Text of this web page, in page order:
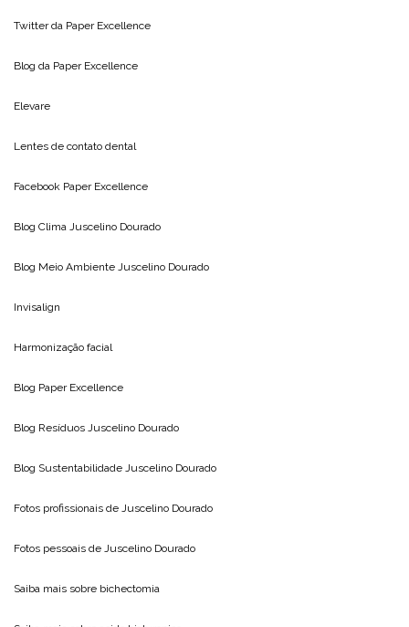
Twitter da Paper Excellence
Blog da Paper Excellence
Elevare
Lentes de contato dental
Facebook Paper Excellence
Blog Clima Juscelino Dourado
Blog Meio Ambiente Juscelino Dourado
Invisalign
Harmonização facial
Blog Paper Excellence
Blog Resíduos Juscelino Dourado
Blog Sustentabilidade Juscelino Dourado
Fotos profissionais de Juscelino Dourado
Fotos pessoais de Juscelino Dourado
Saiba mais sobre bichectomia